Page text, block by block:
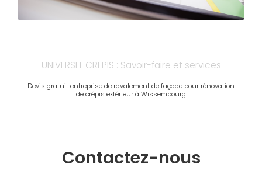
UNIVERSEL CREPIS : Savoir-faire et services
Devis gratuit entreprise de ravalement de façade pour rénovation
de crépis extérieur à Wissembourg
Contactez-nous